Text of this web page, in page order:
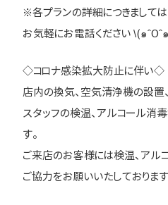
※各プランの詳細につきましては
お気軽にお電話ください \(๑
◇コロナ感染拡大防止に伴い◇
店内の換気、空気清浄機の設置
スタッフの検温、アルコール消
す。
ご来店のお客様には検温、アル
ご協力をお願いいたしております